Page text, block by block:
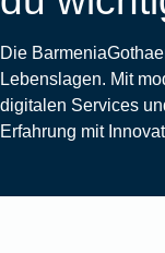
Die
Lebenslagen. Mit
digitalen Services
Erfahrung mit